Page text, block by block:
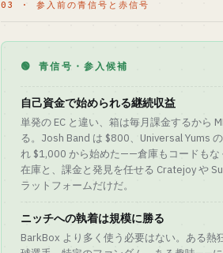
03 · 参入前の青信号と赤信号
🟢 青信号・参入候補
自己資金で始められる継続収益
単発の EC と違い、箱は毎月課金するから
る。Josh Band は $800、Universal Yums
れ $1,000 から始めた——倉庫もコードもな
在庫と、課金と発見を任せる Cratejoy や
ラットフォームだけだ。
ニッチへの執着は規模に勝る
BarkBox より多く使う必要はない。ある